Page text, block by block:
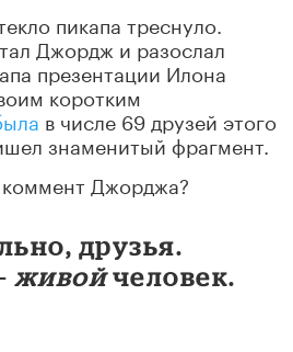
пикапа треснуло.
Джордж и разослал
презентации Илона
коротким
в числе 69 друзей этого
знаменитый фрагмент.
коммент Джорджа?
друзья.
живойчеловек.